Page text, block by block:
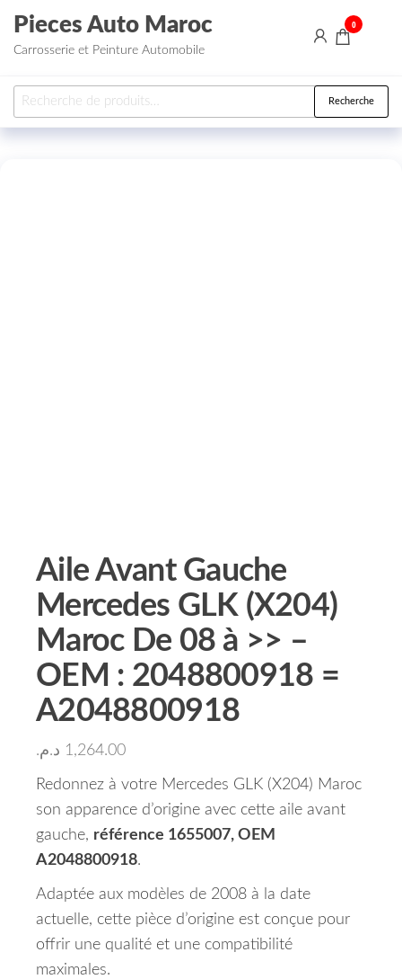
Aller au contenu
Pieces Auto Maroc
Carrosserie et Peinture Automobile
0
Recherche pour : Recherche
Aile Avant Gauche
Mercedes GLK (X204)
Maroc De 08 à >> –
OEM : 2048800918 =
A2048800918
1,264.00 د.م.
Redonnez à votre Mercedes GLK (X204) Maroc
son apparence d’origine avec cette aile avant
gauche, référence 1655007, OEM
A2048800918.
Adaptée aux modèles de 2008 à la date
actuelle, cette pièce d’origine est conçue pour
offrir une qualité et une compatibilité
maximales.